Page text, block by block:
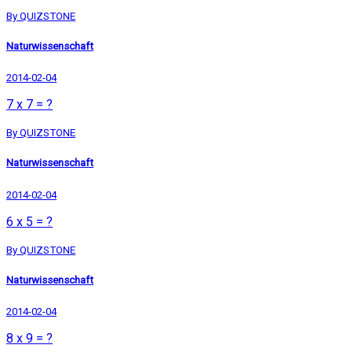
By QUIZSTONE
Naturwissenschaft
2014-02-04
7 x 7 = ?
By QUIZSTONE
Naturwissenschaft
2014-02-04
6 x 5 = ?
By QUIZSTONE
Naturwissenschaft
2014-02-04
8 x 9 = ?